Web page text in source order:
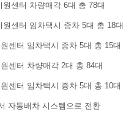
센터 차량매각 6대 총 78대
센터 임차택시 증차 5대 총 18대
센터 임차택시 증차 5대 총 15대
센터 차량매각 2대 총 84대
센터 임차택시 증차 5대 총 10대
자동배차 시스템으로 전환